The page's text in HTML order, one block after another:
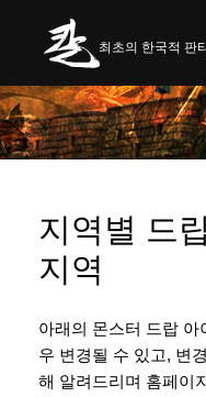
최초의 한국적 판
지역별 드
지역
아래의 몬스터 드랍 아
우 변경될 수 있고, 변
해 알려드리며 홈페이